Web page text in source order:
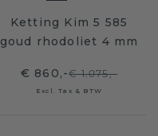
Ketting Kim 5 585
goud rhodoliet 4 mm
€ 860,-€ 1.075,-
Excl. Tax & BTW